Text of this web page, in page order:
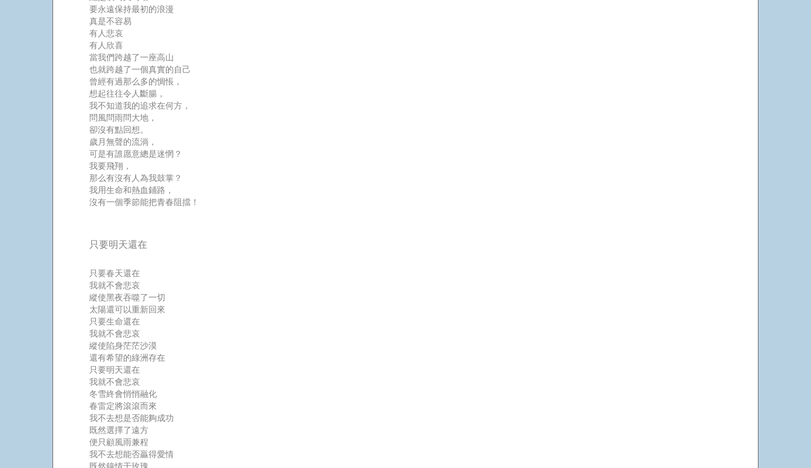
要永遠保持最初的浪漫
真是不容易
有人悲哀
有人欣喜
當我們跨越了一座高山
也就跨越了一個真實的自己
曾經有過那么多的惆悵，
想起往往令人斷腸，
我不知道我的追求在何方，
問風問雨問大地，
卻沒有點回想。
歲月無聲的流淌，
可是有誰愿意總是迷惘？
我要飛翔，
那么有沒有人為我鼓掌？
我用生命和熱血鋪路，
沒有一個季節能把青春阻擋！
只要明天還在
只要春天還在
我就不會悲哀
縱使黑夜吞噬了一切
太陽還可以重新回來
只要生命還在
我就不會悲哀
縱使陷身茫茫沙漠
還有希望的綠洲存在
只要明天還在
我就不會悲哀
冬雪終會悄悄融化
春雷定將滾滾而來
我不去想是否能夠成功
既然選擇了遠方
便只顧風雨兼程
我不去想能否贏得愛情